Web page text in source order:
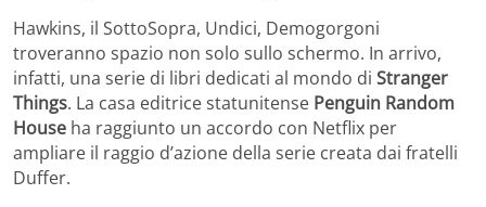
Hawkins, il SottoSopra, Undici, Demogorgoni
troveranno spazio non solo sullo schermo. In arrivo,
infatti, una serie di libri dedicati al mondo di Stranger
Things. La casa editrice statunitense Penguin Random
House ha raggiunto un accordo con Netflix per
ampliare il raggio d’azione della serie creata dai fratelli
Duffer.